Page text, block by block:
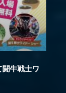
牛戦士ワ